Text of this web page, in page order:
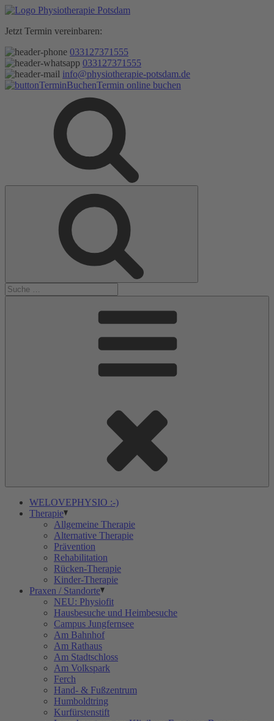
Zum
springen
Jetzt Termin vereinbaren:
033127371555
033127371555
info@physiotherapie-potsdam.de
Termin online buchen
WELOVEPHYSIO :-)
Therapie
Allgemeine Therapie
Alternative Therapie
Prävention
Rehabilitation
Rücken-Therapie
Kinder-Therapie
Praxen / Standorte
NEU: Physiofit
Hausbesuche und Heimbesuche
Campus Jungfernsee
Am Bahnhof
Am Rathaus
Am Stadtschloss
Am Volkspark
Ferch
Hand- & Fußzentrum
Humboldtring
Kurfürstenstift